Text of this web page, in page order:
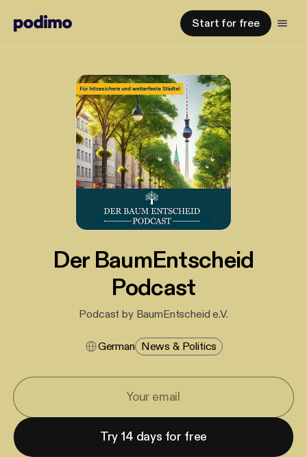
Start for free
Der BaumEntscheid
Podcast
Podcast by BaumEntscheid e.V.
German News & Politics
Try 14 days for free